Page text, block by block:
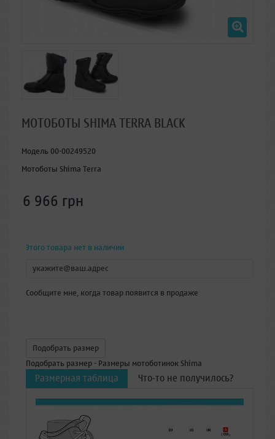
МОТОБОТЫ SHIMA TERRA BLACK
Модель 00-00249520
Мотоботы Shima Terra
6 966 грн
Этого товара нет в наличии
Сообщите мне, когда товар появится в продаже
Подобрать размер
Подобрать размер - Размеры мотоботинок Shima
Размерная таблица Что-то не получилось?